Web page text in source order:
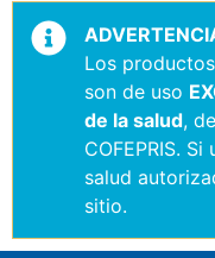
Los
son de uso
de la salud,
COFEPRIS. Si
salud
sitio.